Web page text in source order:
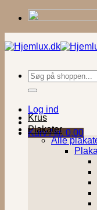
Fortsæt
indhold
Søg
efter:
Log ind
Kurv /kr. 0,00
Krus
Plakater
Alle